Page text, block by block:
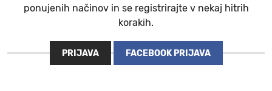
ponujenih načinov in se registrirajte v nekaj hitrih
korakih.
PRIJAVA FACEBOOK PRIJAVA